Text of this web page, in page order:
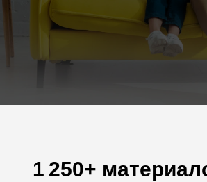
1 250+